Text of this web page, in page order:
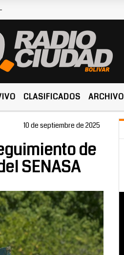
CLASIFICADOS ARCHIVO
10 de septiembre de 2025
de
SENASA